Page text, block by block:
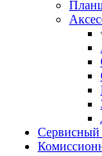
Сервисный